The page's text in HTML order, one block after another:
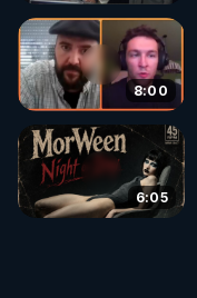
8:00
6:05